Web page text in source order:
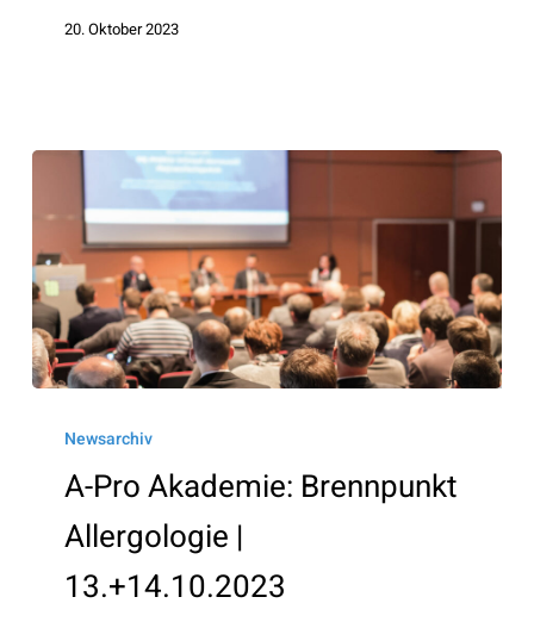
20. Oktober 2023
Akademie:
Brennpunkt
Allergologie
13.+14.10.2023
Newsarchiv
A-Pro Akademie: Brennpunkt
Allergologie |
13.+14.10.2023